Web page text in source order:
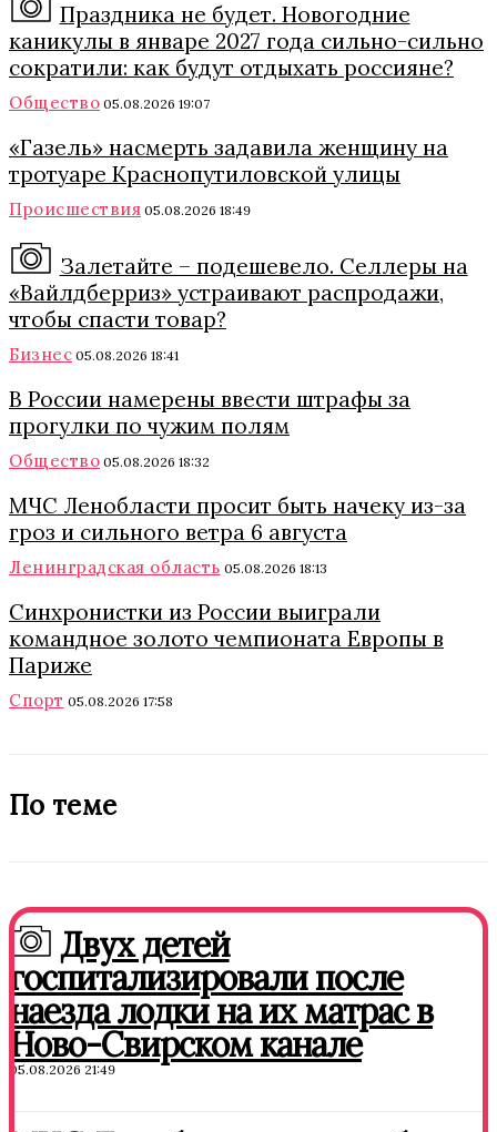
Праздника не будет. Новогодние
каникулы в январе 2027 года сильно-сильно
сократили: как будут отдыхать россияне?
Общество 05.08.2026 19:07
«Газель» насмерть задавила женщину на
тротуаре Краснопутиловской улицы
Происшествия 05.08.2026 18:49
Залетайте – подешевело. Селлеры на
«Вайлдберриз» устраивают распродажи,
чтобы спасти товар?
Бизнес 05.08.2026 18:41
В России намерены ввести штрафы за
прогулки по чужим полям
Общество 05.08.2026 18:32
МЧС Ленобласти просит быть начеку из-за
гроз и сильного ветра 6 августа
Ленинградская область 05.08.2026 18:13
Синхронистки из России выиграли
командное золото чемпионата Европы в
Париже
Спорт 05.08.2026 17:58
По теме
Двух детей
госпитализировали после
наезда лодки на их матрас в
Ново-Свирском канале
05.08.2026 21:49